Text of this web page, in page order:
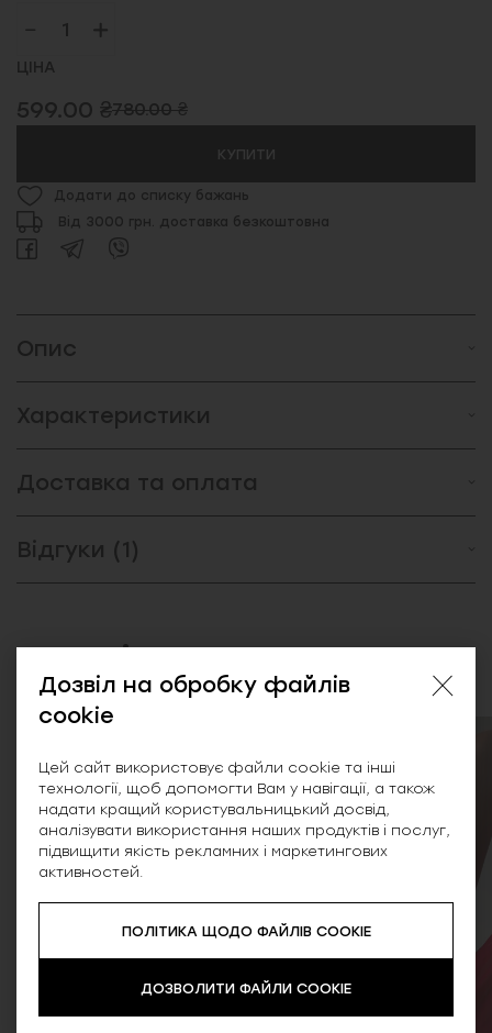
ЦІНА
599.00 ₴780.00 ₴
КУПИТИ
Додати до списку бажань
Від 3000 грн. доставка безкоштовна
Опис
Характеристики
Доставка та оплата
Відгуки (1)
Схожі товари
Дозвіл на обробку файлів
cookie
Цей сайт використовує файли cookie та інші
технології, щоб допомогти Вам у навігації, а також
надати кращий користувальницький досвід,
аналізувати використання наших продуктів і послуг,
підвищити якість рекламних і маркетингових
активностей.
ПОЛІТИКА ЩОДО ФАЙЛІВ COOKIE
ДОЗВОЛИТИ ФАЙЛИ COOKIE